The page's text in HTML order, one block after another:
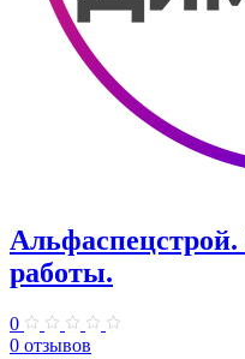
работы.
0
0 отзывов